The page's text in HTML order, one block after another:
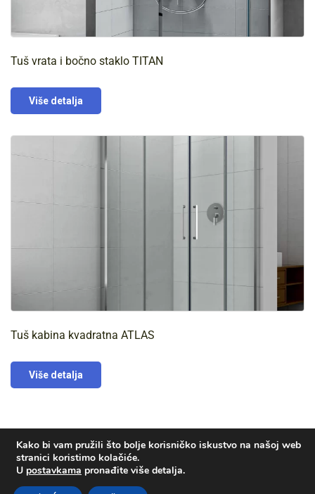
Tuš vrata i bočno staklo TITAN
Više detalja
Tuš kabina kvadratna ATLAS
Više detalja
Kako bi vam pružili što bolje korisničko iskustvo na našoj web
stranici koristimo kolačiće.
U postavkama pronađite više detalja.